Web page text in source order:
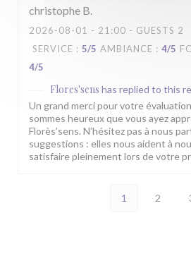
christophe B
2026-08-01 - 21:00 - GUESTS 2
SERVICE : 5/5 AMBIANCE : 4/5
4/5
Flores'sens has replied to this
Un grand merci pour votre
sommes heureux que vous ayez
Florès’sens. N’hésitez pas à nous
suggestions : elles nous aident à
satisfaire pleinement lors de votre
1 2